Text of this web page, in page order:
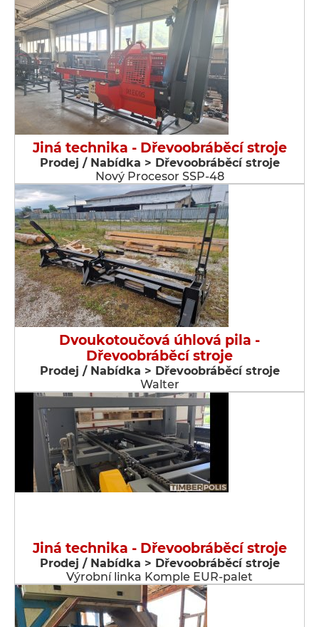
Jiná technika - Dřevoobráběcí stroje
Prodej / Nabídka > Dřevoobráběcí stroje
Nový Procesor SSP-48
Dvoukotoučová úhlová pila -
Dřevoobráběcí stroje
Prodej / Nabídka > Dřevoobráběcí stroje
Walter
Jiná technika - Dřevoobráběcí stroje
Prodej / Nabídka > Dřevoobráběcí stroje
Výrobní linka Komple EUR-palet